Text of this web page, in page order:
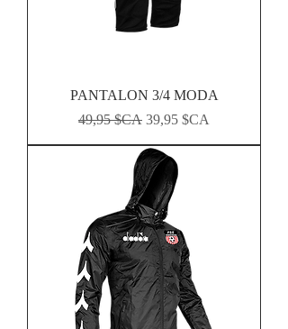
PANTALON 3/4 MODA
Prix original
49,95 $CA Prix promotionnel
39,95 $CA